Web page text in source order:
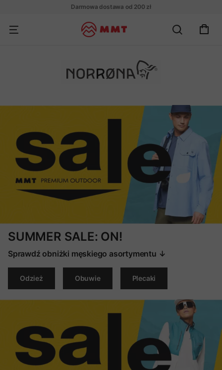
Darmowa dostawa od 200 zł
SUMMER SALE: ON!
Sprawdź obniżki męskiego asortymentu ↓
Odzież Obuwie Plecaki